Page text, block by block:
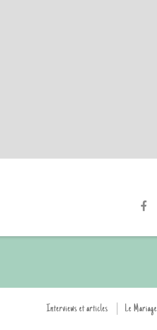
Interviews et articles Le Mariage